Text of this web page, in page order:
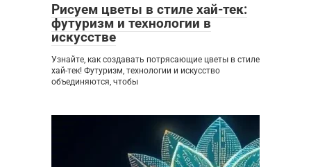
Рисуем цветы в стиле хай-тек:
футуризм и технологии в
искусстве
Узнайте, как создавать потрясающие цветы в стиле
хай-тек! Футуризм, технологии и искусство
объединяются, чтобы